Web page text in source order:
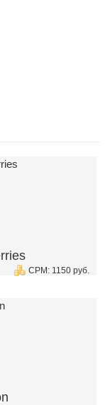
CPM: 1150 руб.